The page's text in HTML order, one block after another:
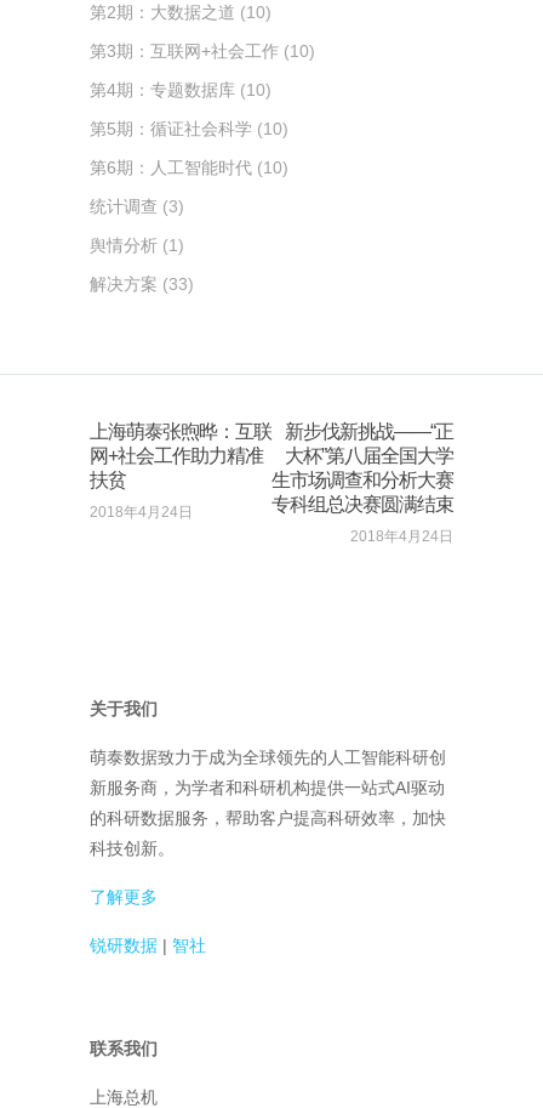
第2期：大数据之道 (10)
第3期：互联网+社会工作 (10)
第4期：专题数据库 (10)
第5期：循证社会科学 (10)
第6期：人工智能时代 (10)
统计调查 (3)
舆情分析 (1)
解决方案 (33)
上海萌泰张煦晔：互联
网+社会工作助力精准
扶贫
2018年4月24日
新步伐新挑战——“正
大杯”第八届全国大学
生市场调查和分析大赛
专科组总决赛圆满结束
2018年4月24日
关于我们
萌泰数据致力于成为全球领先的人工智能科研创
新服务商，为学者和科研机构提供一站式AI驱动
的科研数据服务，帮助客户提高科研效率，加快
科技创新。
了解更多
锐研数据 | 智社
联系我们
上海总机